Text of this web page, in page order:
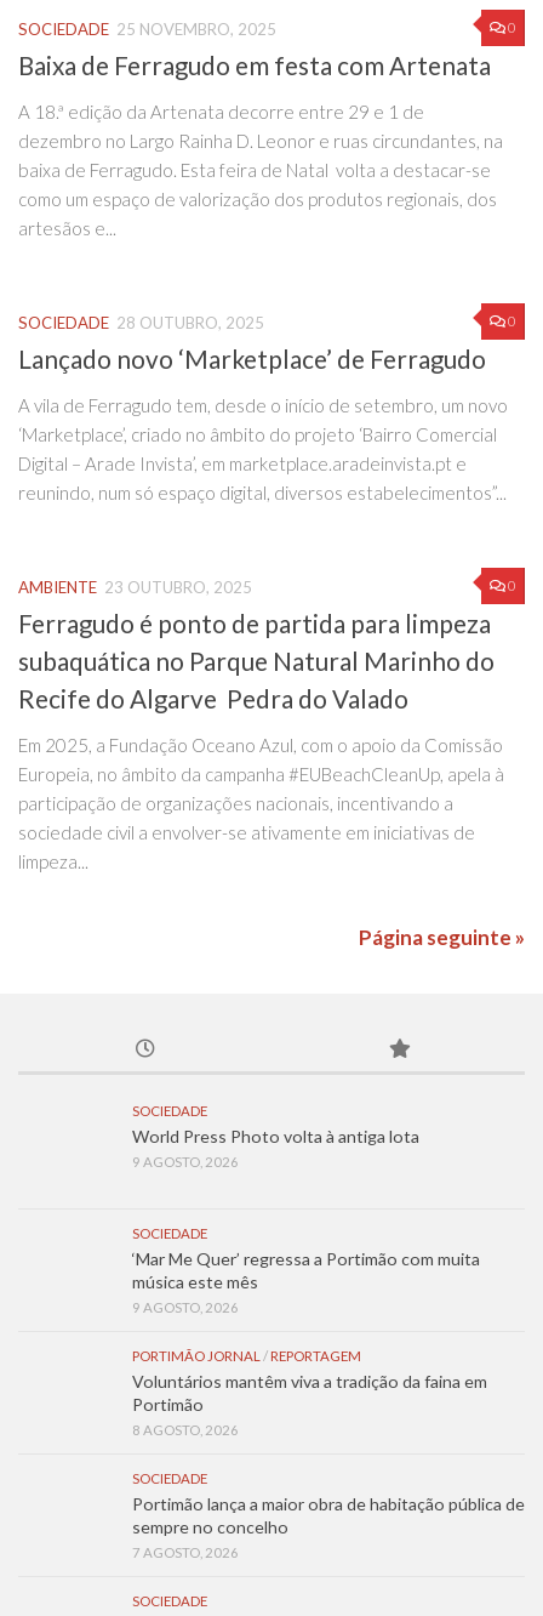
0
SOCIEDADE 25 NOVEMBRO, 2025
Baixa de Ferragudo em festa com Artenata
A 18.ª edição da Artenata decorre entre 29 e 1 de
dezembro no Largo Rainha D. Leonor e ruas circundantes, na
baixa de Ferragudo. Esta feira de Natal volta a destacar-se
como um espaço de valorização dos produtos regionais, dos
artesãos e...
0
SOCIEDADE 28 OUTUBRO, 2025
Lançado novo ‘Marketplace’ de Ferragudo
A vila de Ferragudo tem, desde o início de setembro, um novo
‘Marketplace’, criado no âmbito do projeto ‘Bairro Comercial
Digital – Arade Invista’, em marketplace.aradeinvista.pt e
reunindo, num só espaço digital, diversos estabelecimentos”...
0
AMBIENTE 23 OUTUBRO, 2025
Ferragudo é ponto de partida para limpeza
subaquática no Parque Natural Marinho do
Recife do Algarve Pedra do Valado
Em 2025, a Fundação Oceano Azul, com o apoio da Comissão
Europeia, no âmbito da campanha #EUBeachCleanUp, apela à
participação de organizações nacionais, incentivando a
sociedade civil a envolver-se ativamente em iniciativas de
limpeza...
Página seguinte »
SOCIEDADE
World Press Photo volta à antiga lota
9 AGOSTO, 2026
SOCIEDADE
‘Mar Me Quer’ regressa a Portimão com muita
música este mês
9 AGOSTO, 2026
PORTIMÃO JORNAL / REPORTAGEM
Voluntários mantêm viva a tradição da faina em
Portimão
8 AGOSTO, 2026
SOCIEDADE
Portimão lança a maior obra de habitação pública de
sempre no concelho
7 AGOSTO, 2026
SOCIEDADE